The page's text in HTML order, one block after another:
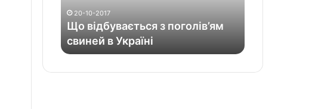
т
20-10-2017
Що відбувається з поголів’ям
свиней в Україні